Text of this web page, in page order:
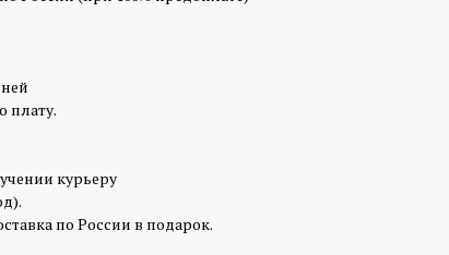
плату.
курьеру
по России в подарок.